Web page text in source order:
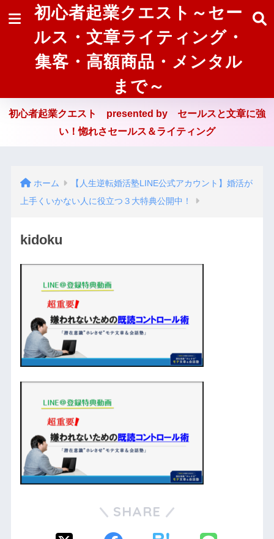
初心者起業クエスト～セー
ルス・文章ライティング・
集客・高額商品・メンタル
まで～
初心者起業クエスト presented by セールスと文章に強
い！惚れさセールス＆ライティング
ホーム
【人生逆転婚活塾LINE公式アカウント】婚活が
上手くいかない人に役立つ３大特典公開中！
kidoku
SHARE